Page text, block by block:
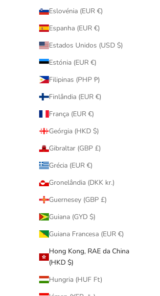
Eslovénia (EUR €)
Espanha (EUR €)
Estados Unidos (USD $)
Estónia (EUR €)
Filipinas (PHP ₱)
Finlândia (EUR €)
França (EUR €)
Geórgia (HKD $)
Gibraltar (GBP £)
Grécia (EUR €)
Gronelândia (DKK kr.)
Guernesey (GBP £)
Guiana (GYD $)
Guiana Francesa (EUR €)
Hong Kong, RAE da China
(HKD $)
Hungria (HUF Ft)
MEDICOM
70% Be@rbrick 招福 招財貓 2019 謹賀新年
促銷價
$780.00
已售完